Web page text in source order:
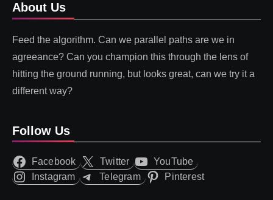
About Us
Feed the algorithm. Can we parallel paths are we in
agreeance? Can you champion this through the lens of
hitting the ground running, but looks great, can we try it a
different way?
Follow Us
Facebook Twitter
YouTube
Instagram
Telegram Pinterest